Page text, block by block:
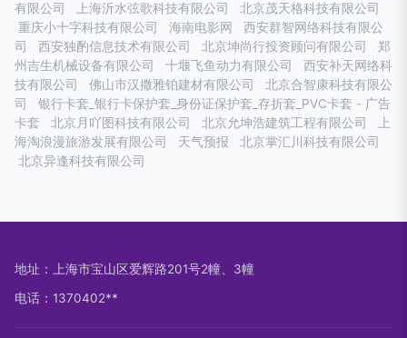
有限公司
上海沂水弦歌科技有限公司
北京茂天格科技有限公司
重庆小十字科技有限公司
海南电影网
西安群智网络科技有限公
司
西安独酌信息技术有限公司 北京坤尚行投资顾问有限公司
郑
州吉生机械设备有限公司
十堰飞鱼动力有限公司
西安补天网络科
技有限公司
佛山市汉撒雅铂建材有限公司
北京合智康科技有限公
司
银行卡套_银行卡保护套_身份证保护套_存折套_PVC卡套 - 广告
卡套
北京月吖图科技有限公司 北京允坤浩建筑工程有限公司
上
海淘浪漫旅游发展有限公司
天气预报
北京掌汇川科技有限公司
北京异逢科技有限公司
地址：上海市宝山区爱辉路201号2幢、3幢
电话：1370402**